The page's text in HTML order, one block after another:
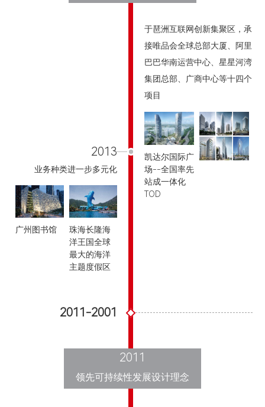
于琶洲互联网创新集聚区，承
接唯品会全球总部大厦、阿里
巴巴华南运营中心、星星河湾
集团总部、广商中心等十四个
项目
凯达尔国际广
场--全国率先
站成一体化
TOD
2013
业务种类进一步多元化
广州图书馆
珠海长隆海
洋王国全球
最大的海洋
主题度假区
2011-2001
2011
领先可持续性发展设计理念